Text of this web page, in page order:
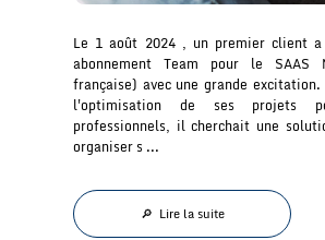
Le 1 août 2024 , un premier client
abonnement Team pour le SAAS
française) avec une grande excitation.
l'optimisation de ses projets
professionnels, il cherchait une
organiser s ...
🔎 Lire la suite